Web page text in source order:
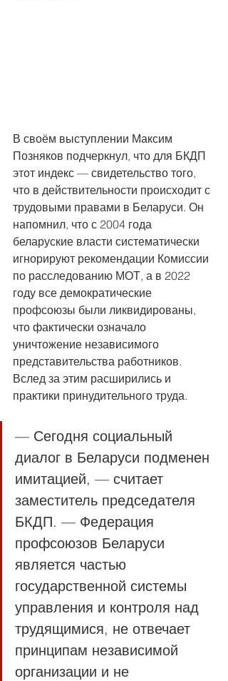
В своём выступлении Максим
Позняков подчеркнул, что для БКДП
этот индекс — свидетельство того,
что в действительности происходит с
трудовыми правами в Беларуси. Он
напомнил, что с 2004 года
беларуские власти систематически
игнорируют рекомендации Комиссии
по расследованию МОТ, а в 2022
году все демократические
профсоюзы были ликвидированы,
что фактически означало
уничтожение независимого
представительства работников.
Вслед за этим расширились и
практики принудительного труда.
— Сегодня социальный
диалог в Беларуси подменен
имитацией, — считает
заместитель председателя
БКДП. — Федерация
профсоюзов Беларуси
является частью
государственной системы
управления и контроля над
трудящимися, не отвечает
принципам независимой
организации и не